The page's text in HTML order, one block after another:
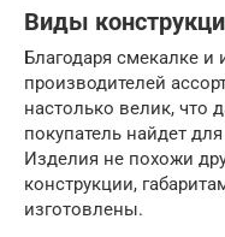
Виды
Благодаря смекалке и
производителей
настолько велик,
покупатель найдет
Изделия не похожи
конструкции,
изготовлены.